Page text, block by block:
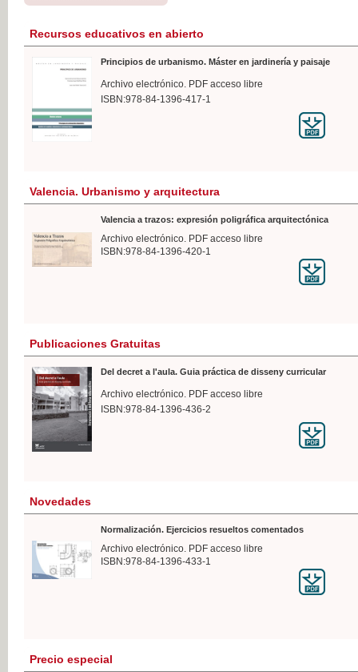
Recursos educativos en abierto
Principios de urbanismo. Máster en jardinería y paisaje
Archivo electrónico. PDF acceso libre
ISBN:978-84-1396-417-1
Valencia. Urbanismo y arquitectura
Valencia a trazos: expresión poligráfica arquitectónica
Archivo electrónico. PDF acceso libre
ISBN:978-84-1396-420-1
Publicaciones Gratuitas
Del decret a l'aula. Guia práctica de disseny curricular
Archivo electrónico. PDF acceso libre
ISBN:978-84-1396-436-2
Novedades
Normalización. Ejercicios resueltos comentados
Archivo electrónico. PDF acceso libre
ISBN:978-84-1396-433-1
Precio especial